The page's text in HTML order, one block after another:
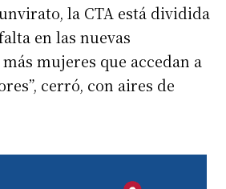
la CTA está dividida
en las nuevas
mujeres que accedan a
cerró, con aires de